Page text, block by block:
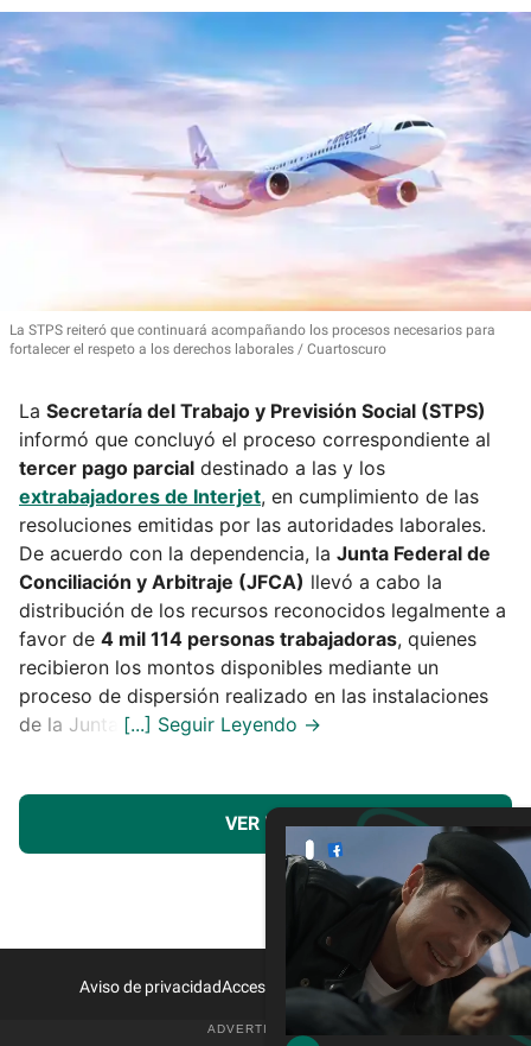
La STPS reiteró que continuará acompañando los procesos necesarios para
fortalecer el respeto a los derechos laborales
Cuartoscuro
La Secretaría del Trabajo y Previsión Social (STPS)
informó que concluyó el proceso correspondiente al
tercer pago parcial destinado a las y los
extrabajadores de Interjet, en cumplimiento de las
resoluciones emitidas por las autoridades laborales.
De acuerdo con la dependencia, la Junta Federal de
Conciliación y Arbitraje (JFCA) llevó a cabo la
distribución de los recursos reconocidos legalmente a
favor de 4 mil 114 personas trabajadoras, quienes
recibieron los montos disponibles mediante un
proceso de dispersión realizado en las instalaciones
de la Junta.
VER MÁS
Aviso de privacidadAcceso a ProveedoresContacto